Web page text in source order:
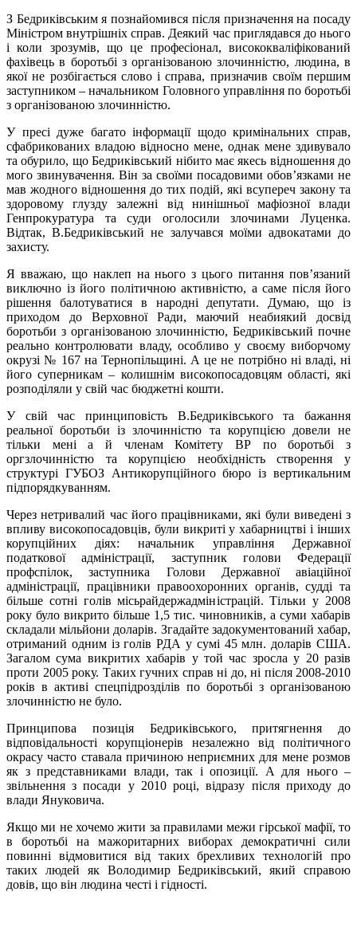
З Бедриківським я познайомився після призначення на посаду
Міністром внутрішніх справ. Деякий час приглядався до нього
і коли зрозумів, що це професіонал, висококваліфікований
фахівець в боротьбі з організованою злочинністю, людина, в
якої не розбігається слово і справа, призначив своїм першим
заступником – начальником Головного управління по боротьбі
з організованою злочинністю.
У пресі дуже багато інформації щодо кримінальних справ,
сфабрикованих владою відносно мене, однак мене здивувало
та обурило, що Бедриківський нібито має якесь відношення до
мого звинувачення. Він за своїми посадовими обов’язками не
мав жодного відношення до тих подій, які всупереч закону та
здоровому глузду залежні від нинішньої мафіозної влади
Генпрокуратура та суди оголосили злочинами Луценка.
Відтак, В.Бедриківський не залучався моїми адвокатами до
захисту.
Я вважаю, що наклеп на нього з цього питання пов’язаний
виключно із його політичною активністю, а саме після його
рішення балотуватися в народні депутати. Думаю, що із
приходом до Верховної Ради, маючий неабиякий досвід
боротьби з організованою злочинністю, Бедриківський почне
реально контролювати владу, особливо у своєму виборчому
окрузі № 167 на Тернопільщині. А це не потрібно ні владі, ні
його суперникам – колишнім високопосадовцям області, які
розподіляли у свій час бюджетні кошти.
У свій час принциповість В.Бедриківського та бажання
реальної боротьби із злочинністю та корупцією довели не
тільки мені а й членам Комітету ВР по боротьбі з
оргзлочинністю та корупцією необхідність створення у
структурі ГУБОЗ Антикорупційного бюро із вертикальним
підпорядкуванням.
Через нетривалий час його працівниками, які були виведені з
впливу високопосадовців, були викриті у хабарництві і інших
корупційних діях: начальник управління Державної
податкової адміністрації, заступник голови Федерації
профспілок, заступника Голови Державної авіаційної
адміністрації, працівники правоохоронних органів, судді та
більше сотні голів місьрайдержадміністрацій. Тільки у 2008
року було викрито більше 1,5 тис. чиновників, а суми хабарів
складали мільйони доларів. Згадайте задокументований хабар,
отриманий одним із голів РДА у сумі 45 млн. доларів США.
Загалом сума викритих хабарів у той час зросла у 20 разів
проти 2005 року. Таких гучних справ ні до, ні після 2008-2010
років в активі спецпідрозділів по боротьбі з організованою
злочинністю не було.
Принципова позиція Бедриківського, притягнення до
відповідальності корупціонерів незалежно від політичного
окрасу часто ставала причиною неприємних для мене розмов
як з представниками влади, так і опозиції. А для нього –
звільнення з посади у 2010 році, відразу після приходу до
влади Януковича.
Якщо ми не хочемо жити за правилами межи гірської мафії, то
в боротьбі на мажоритарних виборах демократичні сили
повинні відмовитися від таких брехливих технологій про
таких людей як Володимир Бедриківський, який справою
довів, що він людина честі і гідності.